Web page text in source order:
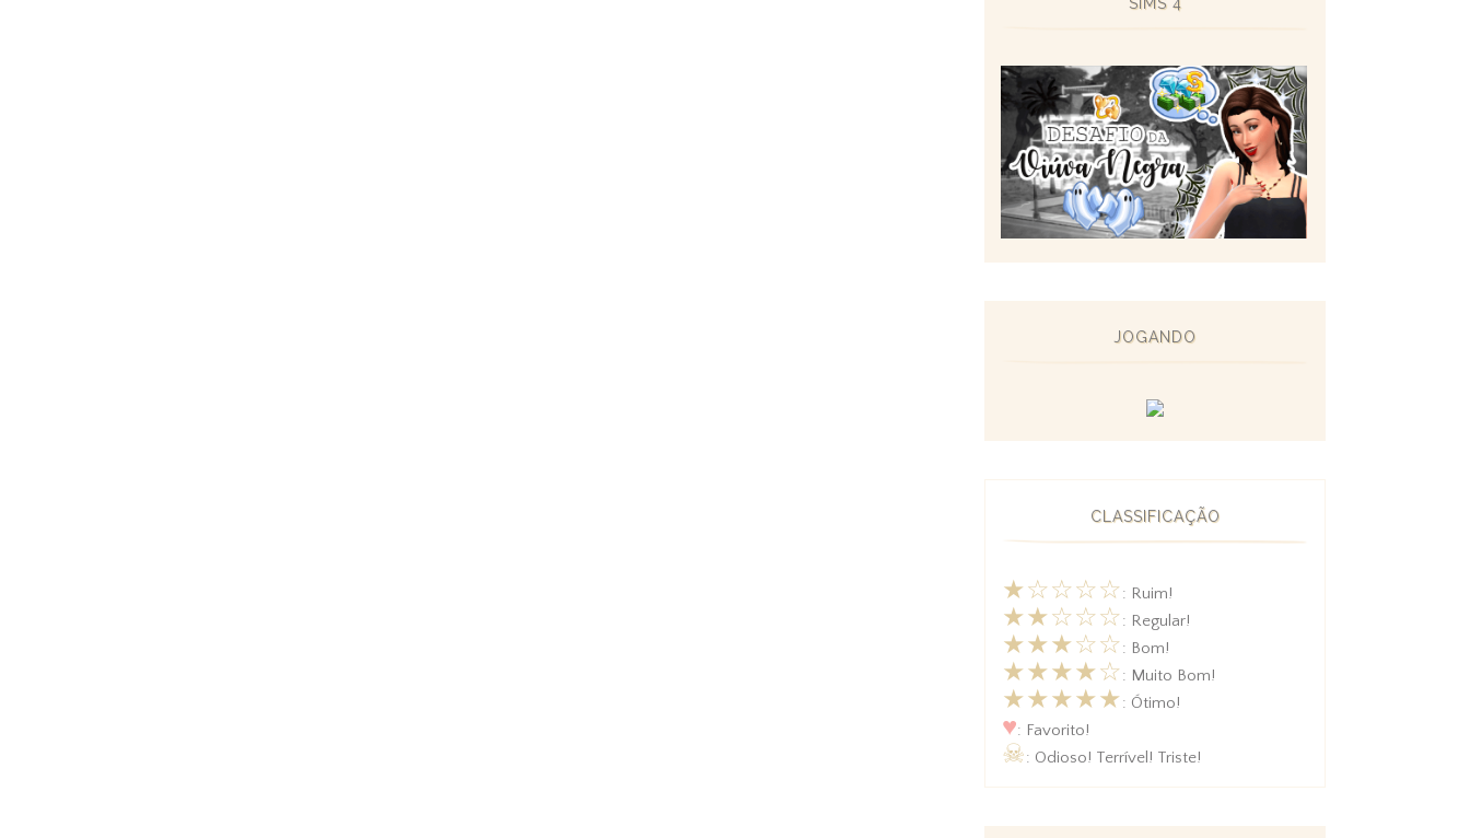
JOGANDO
CLASSIFICAÇÃO
★☆☆☆☆: Ruim!
★★☆☆☆: Regular!
★★★☆☆: Bom!
★★★★☆: Muito Bom!
★★★★★: Ótimo!
♥: Favorito!
☠: Odioso! Terrível! Triste!